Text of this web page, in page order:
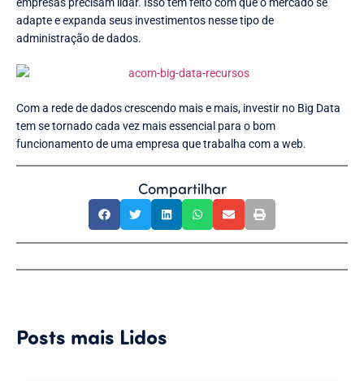
adapte e expanda seus investimentos nesse tipo de
administração de dados.
Com a rede de dados crescendo mais e mais, investir no Big Data
tem se tornado cada vez mais essencial para o bom
funcionamento de uma empresa que trabalha com a web.
Compartilhar
Posts mais Lidos